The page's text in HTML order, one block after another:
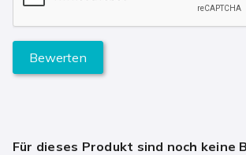
Bewerten
Für dieses Produkt sind noch keine